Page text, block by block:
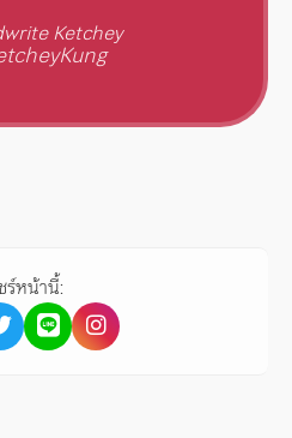
Ketchey
ร์หน้านี้: